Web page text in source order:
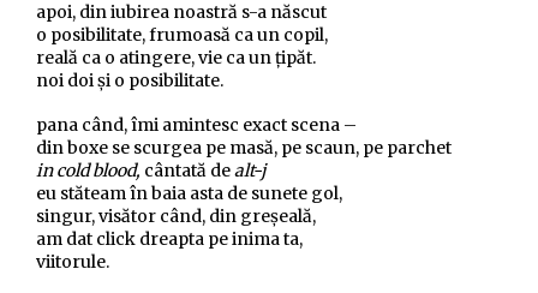
apoi, din iubirea noastră s-a născut
o posibilitate, frumoasă ca un copil,
reală ca o atingere, vie ca un țipăt.
noi doi și o posibilitate.
pana când, îmi amintesc exact scena –
din boxe se scurgea pe masă, pe scaun, pe parchet
in cold blood, cântată dealt-j
eu stăteam în baia asta de sunete gol,
singur, visător când, din greșeală,
am dat click dreapta pe inima ta,
viitorule.